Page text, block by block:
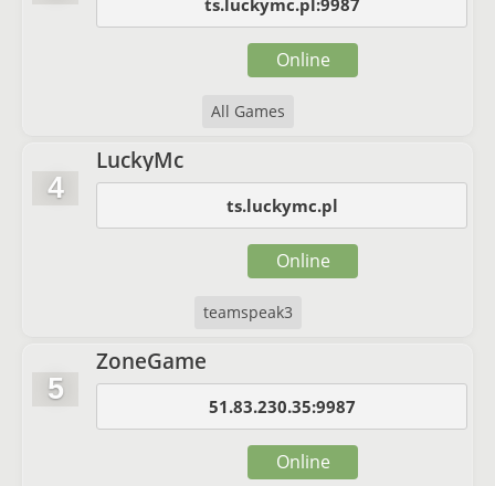
ts.luckymc.pl:9987
All Games
Online
4
LuckyMc
ts.luckymc.pl
teamspeak3
Online
5
ZoneGame
51.83.230.35:9987
Online